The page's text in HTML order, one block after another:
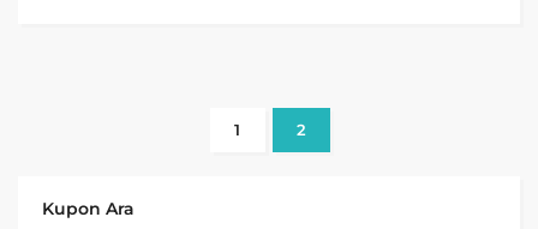
1 2
Kupon Ara